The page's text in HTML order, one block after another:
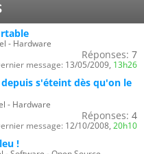
- Hardware
Réponses: 7
message: 13/05/2009, 13h26
s'éteint dès qu'on le
- Hardware
Réponses: 4
message: 12/10/2008, 20h10
!